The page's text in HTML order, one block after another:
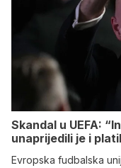
Skandal u UEFA:
unaprijedili je i
Evropska fudbalska